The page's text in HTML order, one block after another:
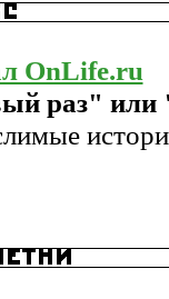
OnLife.ru
раз" или